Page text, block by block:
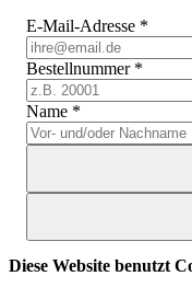
E-Mail-Adresse *
Bestellnummer *
Name *
Diese Website benutzt